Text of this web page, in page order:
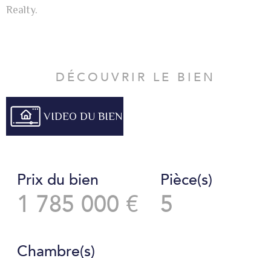
Realty.
DÉCOUVRIR LE BIEN
VIDEO DU BIEN
Prix du bien
1 785 000 €
Pièce(s)
5
Chambre(s)